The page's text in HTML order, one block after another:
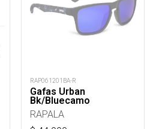
RAP061201BA-R
Gafas Urban
Bk/Bluecamo
RAPALA